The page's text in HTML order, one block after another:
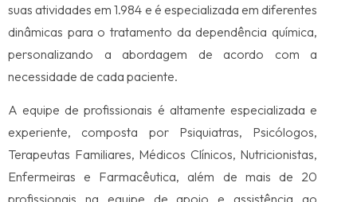
suas atividades em 1.984 e é especializada em diferentes
dinâmicas para o tratamento da dependência química,
personalizando a abordagem de acordo com a
necessidade de cada paciente.
A equipe de profissionais é altamente especializada e
experiente, composta por Psiquiatras, Psicólogos,
Terapeutas Familiares, Médicos Clínicos, Nutricionistas,
Enfermeiras e Farmacêutica, além de mais de 20